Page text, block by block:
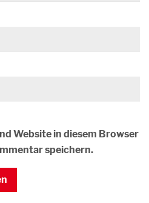
Website in diesem Browser
speichern.